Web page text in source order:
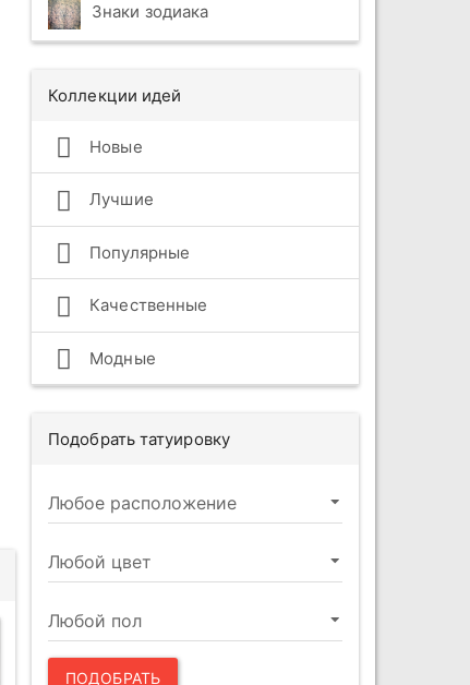
Знаки зодиака
Коллекции идей
Новые
Лучшие
Популярные
Качественные
Модные
Подобрать татуировку
ПОДОБРАТЬ